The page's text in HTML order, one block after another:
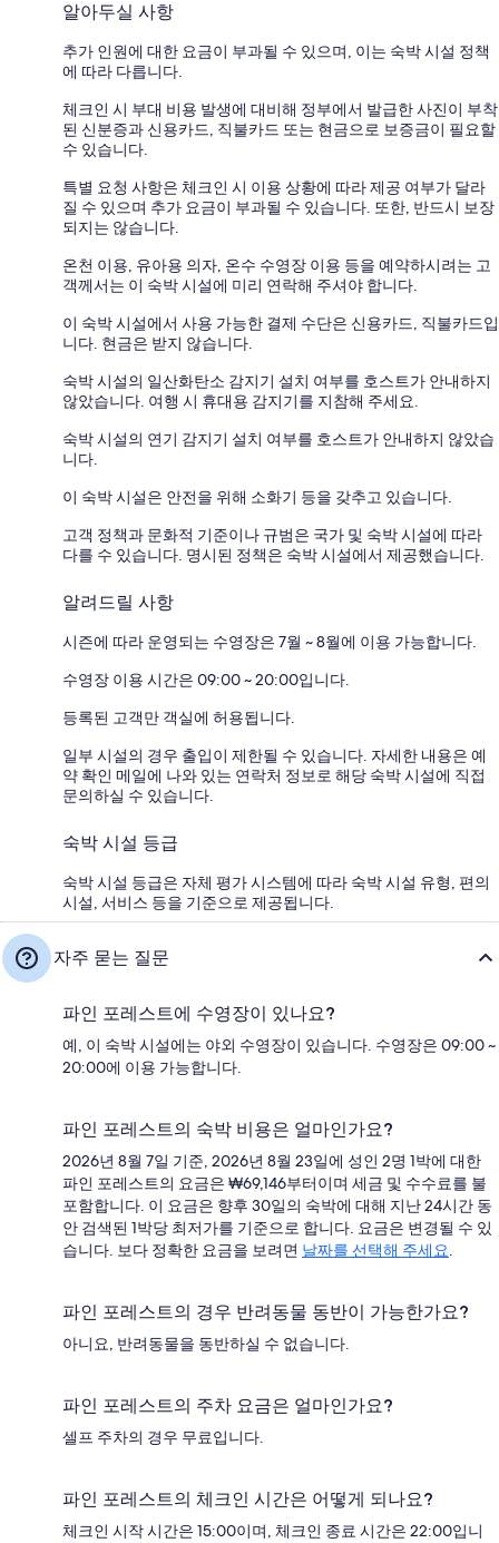
알아두실 사항
추가 인원에 대한 요금이 부과될 수 있으며, 이는 숙박 시설 정책
에 따라 다릅니다.
체크인 시 부대 비용 발생에 대비해 정부에서 발급한 사진이 부착
된 신분증과 신용카드, 직불카드 또는 현금으로 보증금이 필요할
수 있습니다.
특별 요청 사항은 체크인 시 이용 상황에 따라 제공 여부가 달라
질 수 있으며 추가 요금이 부과될 수 있습니다. 또한, 반드시 보장
되지는 않습니다.
온천 이용, 유아용 의자, 온수 수영장 이용 등을 예약하시려는 고
객께서는 이 숙박 시설에 미리 연락해 주셔야 합니다.
이 숙박 시설에서 사용 가능한 결제 수단은 신용카드, 직불카드입
니다. 현금은 받지 않습니다.
숙박 시설의 일산화탄소 감지기 설치 여부를 호스트가 안내하지
않았습니다. 여행 시 휴대용 감지기를 지참해 주세요.
숙박 시설의 연기 감지기 설치 여부를 호스트가 안내하지 않았습
니다.
이 숙박 시설은 안전을 위해 소화기 등을 갖추고 있습니다.
고객 정책과 문화적 기준이나 규범은 국가 및 숙박 시설에 따라
다를 수 있습니다. 명시된 정책은 숙박 시설에서 제공했습니다.
알려드릴 사항
시즌에 따라 운영되는 수영장은 7월 ~ 8월에 이용 가능합니다.
수영장 이용 시간은 09:00 ~ 20:00입니다.
등록된 고객만 객실에 허용됩니다.
일부 시설의 경우 출입이 제한될 수 있습니다. 자세한 내용은 예
약 확인 메일에 나와 있는 연락처 정보로 해당 숙박 시설에 직접
문의하실 수 있습니다.
숙박 시설 등급
숙박 시설 등급은 자체 평가 시스템에 따라 숙박 시설 유형, 편의
시설, 서비스 등을 기준으로 제공됩니다.
자주 묻는 질문
파인 포레스트에 수영장이 있나요?
예, 이 숙박 시설에는 야외 수영장이 있습니다. 수영장은 09:00 ~
20:00에 이용 가능합니다.
파인 포레스트의 숙박 비용은 얼마인가요?
2026년 8월 7일 기준, 2026년 8월 23일에 성인 2명 1박에 대한
파인 포레스트의 요금은 ₩69,146부터이며 세금 및 수수료를 불
포함합니다. 이 요금은 향후 30일의 숙박에 대해 지난 24시간 동
안 검색된 1박당 최저가를 기준으로 합니다. 요금은 변경될 수 있
습니다. 보다 정확한 요금을 보려면 날짜를 선택해 주세요.
파인 포레스트의 경우 반려동물 동반이 가능한가요?
아니요, 반려동물을 동반하실 수 없습니다.
파인 포레스트의 주차 요금은 얼마인가요?
셀프 주차의 경우 무료입니다.
파인 포레스트의 체크인 시간은 어떻게 되나요?
체크인 시작 시간은 15:00이며, 체크인 종료 시간은 22:00입니